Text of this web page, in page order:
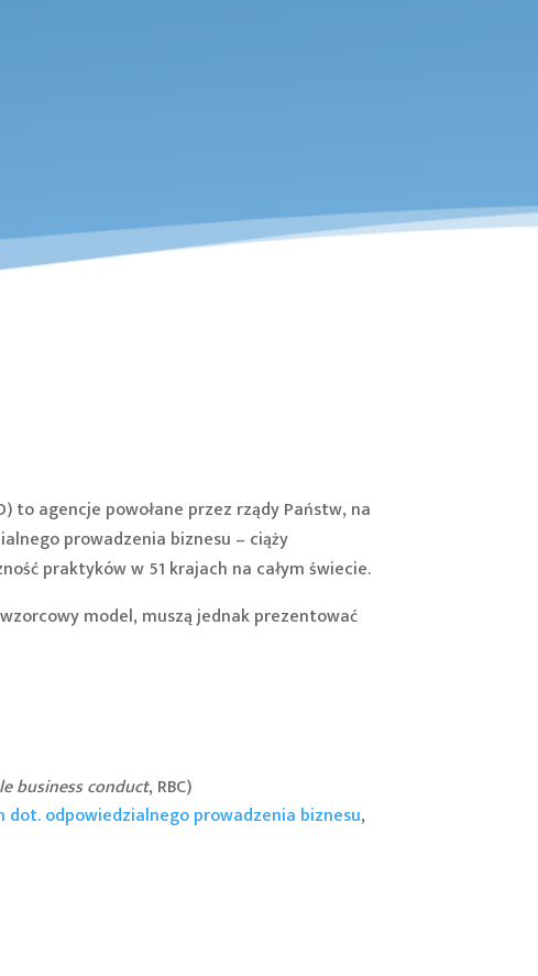
to agencje powołane przez rządy Państw, na
prowadzenia biznesu – ciąży
praktyków w 51 krajach na całym świecie.
model, muszą jednak prezentować
business conduct, RBC)
dot. odpowiedzialnego prowadzenia biznesu,